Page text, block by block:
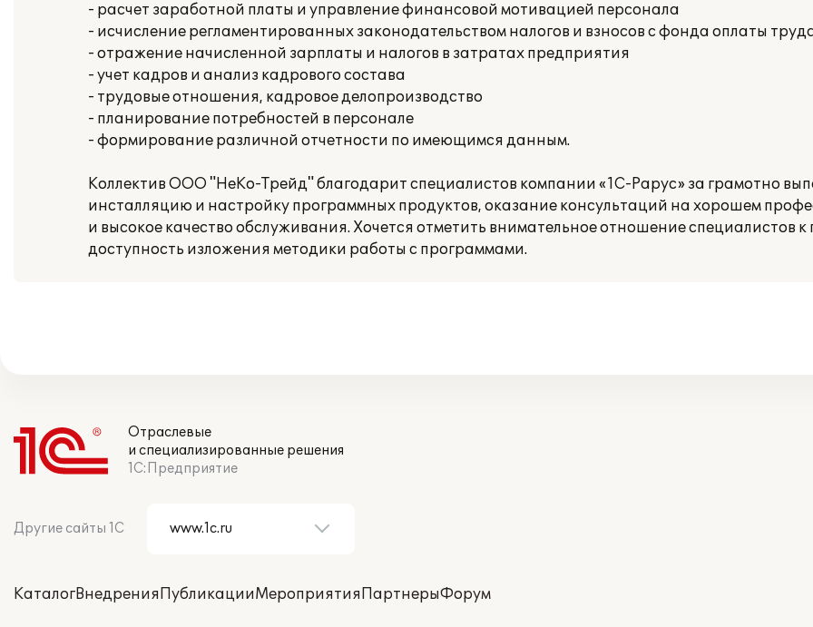
- расчет заработной платы и управление финансовой мотивацией персонала
- исчисление регламентированных законодательством налогов и взносов с фонда оплаты
- отражение начисленной зарплаты и налогов в затратах предприятия
- учет кадров и анализ кадрового состава
- трудовые отношения, кадровое делопроизводство
- планирование потребностей в персонале
- формирование различной отчетности по имеющимся данным.
Коллектив ООО "НеКо-Трейд" благодарит специалистов компании «1С-Рарус» за грамотно
инсталляцию и настройку программных продуктов, оказание консультаций на хорошем
и высокое качество обслуживания. Хочется отметить внимательное отношение специалистов к
доступность изложения методики работы с программами.
Отраслевые
и специализированные решения
1С:Предприятие
Другие сайты 1С
КаталогВнедренияПубликацииМероприятияПартнерыФорум